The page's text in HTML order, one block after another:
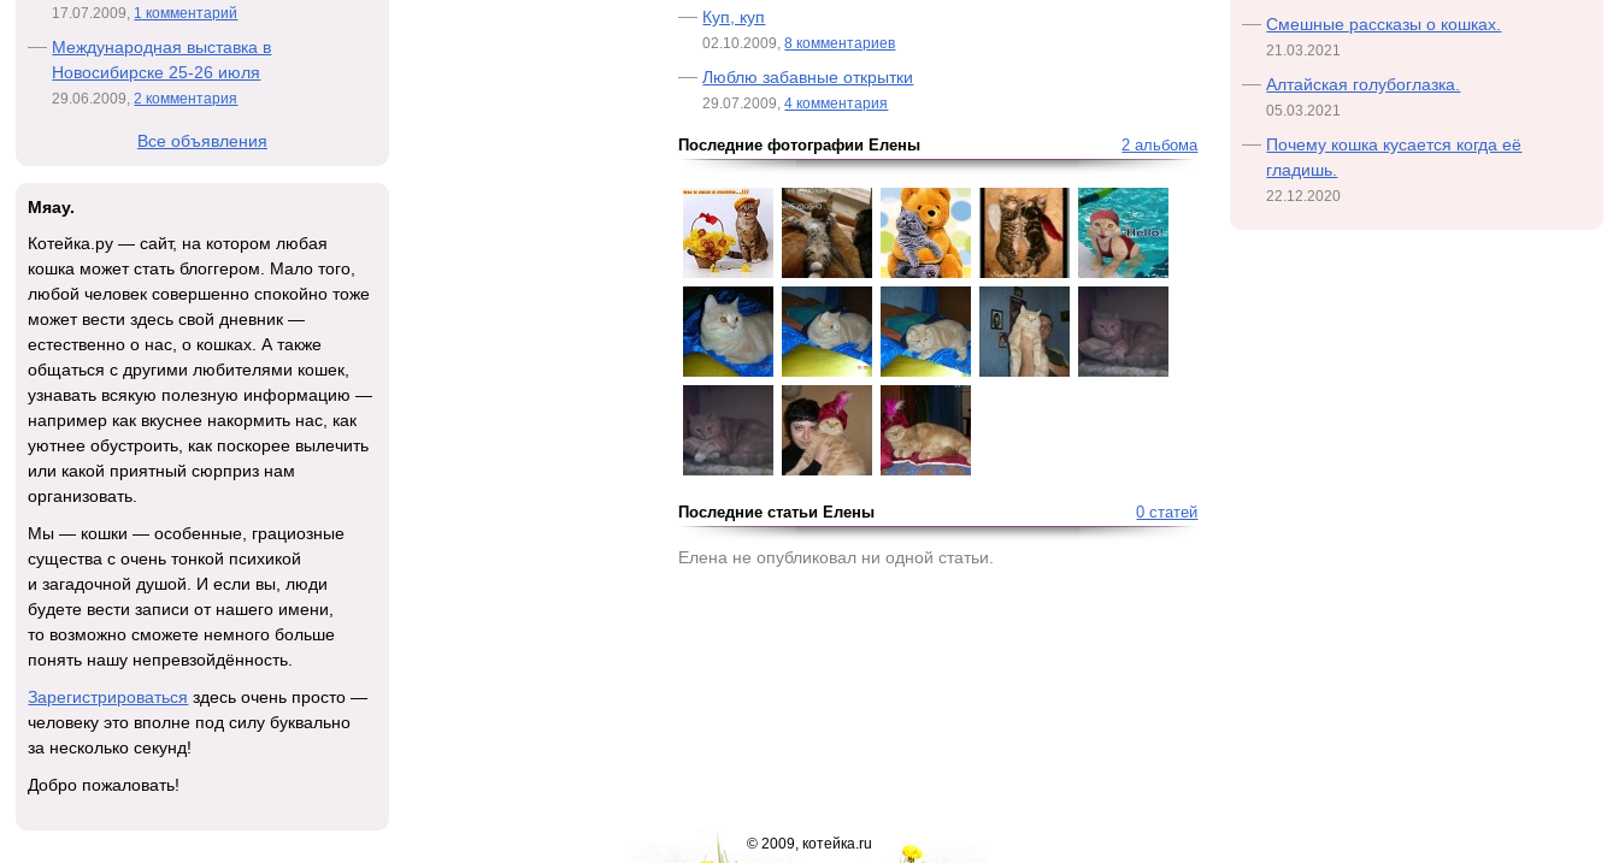
Куп, куп
02.10.2009,8 комментариев
Люблю забавные открытки
29.07.2009,4 комментария
2 альбома
Последние фотографии Елены
0 статей
Последние статьи Елены
Елена не опубликовал ни одной статьи.
17.07.2009, 1 комментарий
Международная выставка в
Новосибирске 25-26 июля
29.06.2009,2 комментария
Все объявления
Мяау.
Котейка.ру — сайт, на котором любая
кошка может стать блоггером. Мало того,
любой человек совершенно спокойно тоже
может вести здесь свой дневник —
естественно о нас, о кошках. А также
общаться с другими любителями кошек,
узнавать всякую полезную информацию —
например как вкуснее накормить нас, как
уютнее обустроить, как поскорее вылечить
или какой приятный сюрприз нам
организовать.
Мы — кошки — особенные, грациозные
существа с очень тонкой психикой
и загадочной душой. И если вы, люди
будете вести записи от нашего имени,
то возможно сможете немного больше
понять нашу непревзойдённость.
Зарегистрироваться здесь очень просто —
человеку это вполне под силу буквально
за несколько секунд!
Добро пожаловать!
Смешные рассказы о кошках.
21.03.2021
Алтайская голубоглазка.
05.03.2021
Почему кошка кусается когда её
гладишь.
22.12.2020
© 2009, котейка.ru